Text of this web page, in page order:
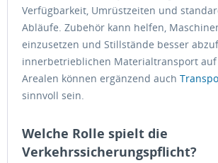
Verfügbarkeit, Umrüstzeiten und
Abläufe. Zubehör kann helfen,
einzusetzen und Stillstände besser
innerbetrieblichen Materialtransport
Arealen können ergänzend auch
sinnvoll sein.
Welche Rolle spielt die
Verkehrssicherungspflicht?